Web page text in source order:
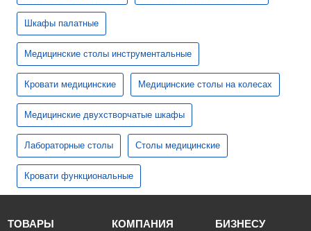
Шкафы палатные
Медицинские столы инструментальные
Кровати медицинские Медицинские столы на колесах
Медицинские двухстворчатые шкафы
Лабораторные столы Столы медицинские
Кровати функциональные
ТОВАРЫ КОМПАНИЯ БИЗНЕСУ